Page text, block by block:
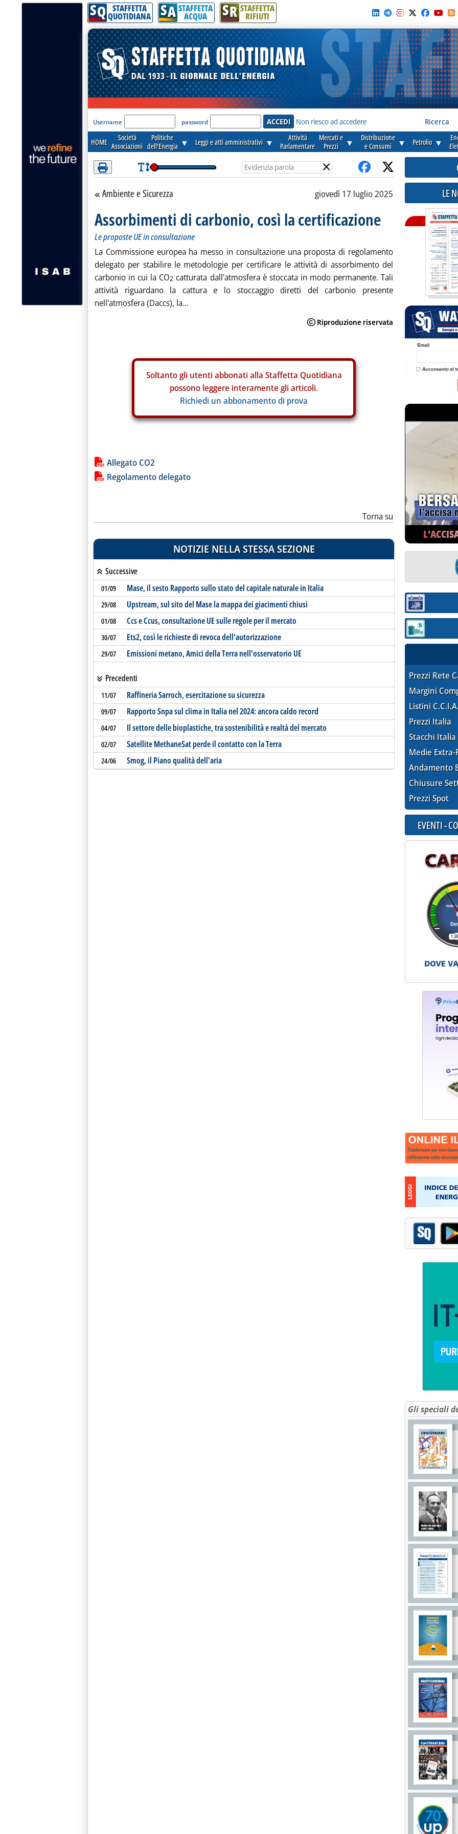
Attenzione! Esegui l'accesso per lèggere interamente la notizia.
SQ STAFFETTA
QUOTIDIANA SA STAFFETTA
ACQUA SR STAFFETTA
RIFIUTI
'Modulo Login per accedere'
Username password Non riesco ad accedere Ricerca
HOME
Società
Associazioni
Politiche
dell'Energia ▼ Leggi e atti amministrativi ▼
Attività
Parlamentare
Mercati e
Prezzi
▼
Distribuzione
e Consumi
▼ Petrolio ▼
×
Torna alla sezione
Ambiente e Sicurezza giovedì 17 luglio 2025
Assorbimenti di carbonio, così la certificazione
Le proposte UE in consultazione
La Commissione europea ha messo in consultazione una proposta di regolamento
delegato per stabilire le metodologie per certificare le attività di assorbimento del
carbonio in cui la CO2 catturata dall'atmosfera è stoccata in modo permanente. Tali
attività riguardano la cattura e lo stoccaggio diretti del carbonio presente
nell'atmosfera (Daccs), la...
Soltanto gli utenti abbonati alla Staffetta Quotidiana
possono leggere interamente gli articoli.
Richiedi un abbonamento di prova
Lista allegati PDF alla notizia
Allegato CO2
Regolamento delegato
Torna su
NOTIZIE NELLA STESSA SEZIONE
Successive
01/09 Mase, il sesto Rapporto sullo stato del capitale naturale in Italia
29/08 Upstream, sul sito del Mase la mappa dei giacimenti chiusi
01/08 Ccs e Ccus, consultazione UE sulle regole per il mercato
30/07 Ets2, così le richieste di revoca dell'autorizzazione
29/07 Emissioni metano, Amici della Terra nell'osservatorio UE
Precedenti
11/07 Raffineria Sarroch, esercitazione su sicurezza
09/07 Rapporto Snpa sul clima in Italia nel 2024: ancora caldo record
04/07 Il settore delle bioplastiche, tra sostenibilità e realtà del mercato
02/07 Satellite MethaneSat perde il contatto con la Terra
24/06 Smog, il Piano qualità dell'aria
LE
Sezione:
Sezione:
Prezzi Rete
Margini
Listini
Prezzi Italia
Stacchi Italia
Medie Extra-
Andamento
Chiusure
Prezzi Spot
EVENTI -
Gli speciali